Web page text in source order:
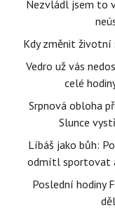
Nezvládl jsem to
Kdy změnit životní
Vedro už vás
celé
Srpnová obloha
Slunce
Líbáš jako bůh:
odmítl sportovat
Poslední hodiny